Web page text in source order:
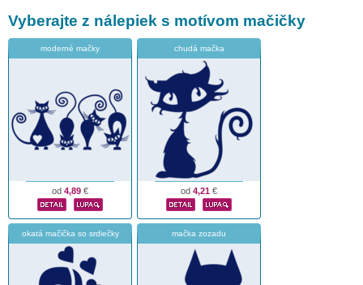
Vyberajte z nálepiek s motívom mačičky
moderné mačky
od 4,89 €
chudá mačka
od 4,21 €
okatá mačička so srdiečky mačka zozadu